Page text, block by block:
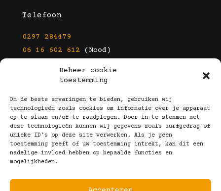
Beheer cookie
toestemming
Om de beste ervaringen te bieden, gebruiken wij
technologieën zoals cookies om informatie over je apparaat
op te slaan en/of te raadplegen. Door in te stemmen met
deze technologieën kunnen wij gegevens zoals surfgedrag of
unieke ID's op deze site verwerken. Als je geen
toestemming geeft of uw toestemming intrekt, kan dit een
nadelige invloed hebben op bepaalde functies en
mogelijkheden.
Telefoon
0297 284479
06 16 602 612 (Nood)
info@kootbrillen.nl
Volg Ons!